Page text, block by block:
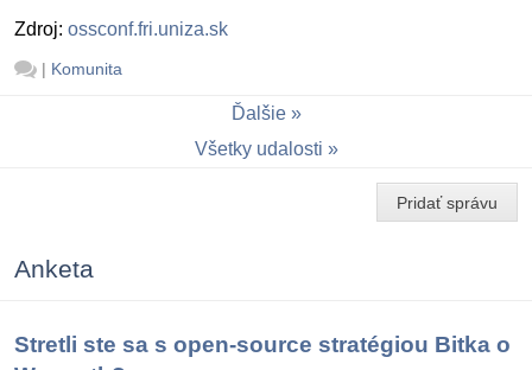
Zdroj: ossconf.fri.uniza.sk
| Komunita
Ďalšie
Všetky udalosti
Pridať správu
Anketa
Stretli ste sa s open-source stratégiou Bitka o